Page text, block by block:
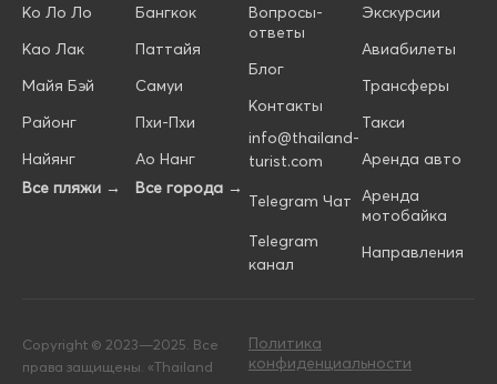
Ко Ло Ло
Као Лак
Майя Бэй
Районг
Найянг
Все пляжи →
Бангкок
Паттайя
Самуи
Пхи-Пхи
Ао Нанг
Все города →
Вопросы-
ответы
Блог
Контакты
info@thailand-
turist.com
Telegram Чат
Telegram
канал
Экскурсии
Авиабилеты
Трансферы
Такси
Аренда авто
Аренда
мотобайка
Направления
Copyright © 2023—2025. Все
права защищены. «Thailand
Политика
конфиденциальности